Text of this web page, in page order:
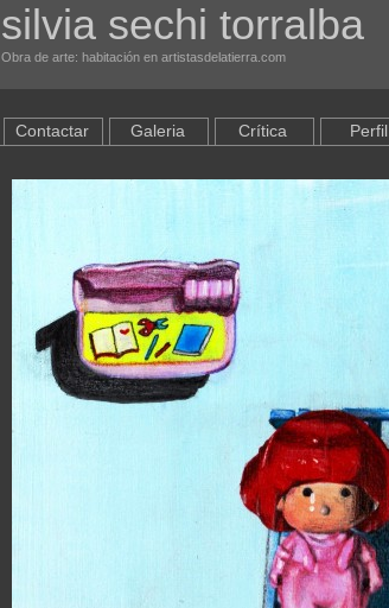
silvia sechi torralba
Obra de arte: habitación en artistasdelatierra.com
Contactar Galeria Crítica Perfil